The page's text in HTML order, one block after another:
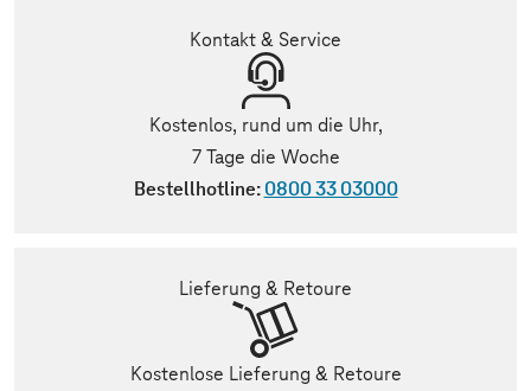
Kontakt & Service
Kostenlos, rund um die Uhr,
7 Tage die Woche
Bestellhotline:0800 33 03000
Lieferung & Retoure
Kostenlose Lieferung & Retoure